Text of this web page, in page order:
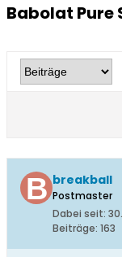
Babolat Pure
breakball
Postmaster
Dabei seit:
Beiträge: 163